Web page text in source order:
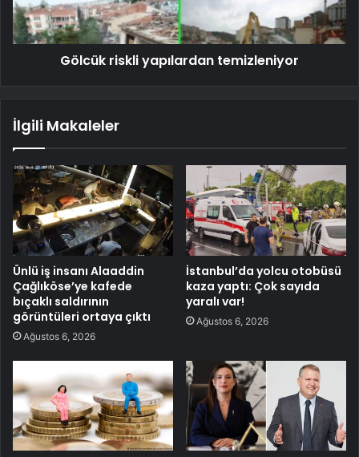
Gölcük riskli yapılardan temizleniyor
İlgili Makaleler
Ünlü iş insanı Alaaddin
Çağlıköse’ye kafede
bıçaklı saldırının
görüntüleri ortaya çıktı
Ağustos 6, 2026
İstanbul’da yolcu otobüsü
kaza yaptı: Çok sayıda
yaralı var!
Ağustos 6, 2026